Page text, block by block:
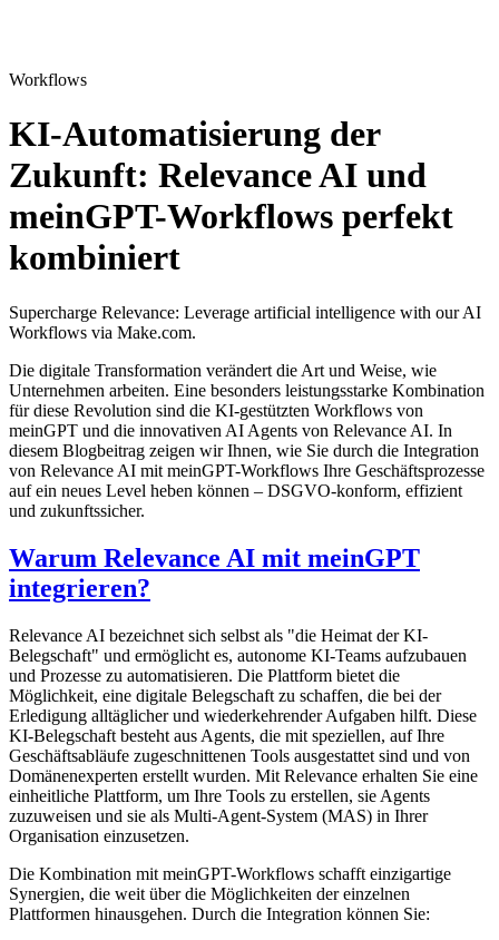
Workflows
KI-Automatisierung der
Zukunft: Relevance AI und
meinGPT-Workflows perfekt
kombiniert
Supercharge Relevance: Leverage artificial intelligence with our AI
Workflows via Make.com.
Die digitale Transformation verändert die Art und Weise, wie
Unternehmen arbeiten. Eine besonders leistungsstarke Kombination
für diese Revolution sind die KI-gestützten Workflows von
meinGPT und die innovativen AI Agents von Relevance AI. In
diesem Blogbeitrag zeigen wir Ihnen, wie Sie durch die Integration
von Relevance AI mit meinGPT-Workflows Ihre Geschäftsprozesse
auf ein neues Level heben können – DSGVO-konform, effizient
und zukunftssicher.
Warum Relevance AI mit meinGPT
integrieren?
Relevance AI bezeichnet sich selbst als "die Heimat der KI-
Belegschaft" und ermöglicht es, autonome KI-Teams aufzubauen
und Prozesse zu automatisieren. Die Plattform bietet die
Möglichkeit, eine digitale Belegschaft zu schaffen, die bei der
Erledigung alltäglicher und wiederkehrender Aufgaben hilft. Diese
KI-Belegschaft besteht aus Agents, die mit speziellen, auf Ihre
Geschäftsabläufe zugeschnittenen Tools ausgestattet sind und von
Domänenexperten erstellt wurden. Mit Relevance erhalten Sie eine
einheitliche Plattform, um Ihre Tools zu erstellen, sie Agents
zuzuweisen und sie als Multi-Agent-System (MAS) in Ihrer
Organisation einzusetzen.
Die Kombination mit meinGPT-Workflows schafft einzigartige
Synergien, die weit über die Möglichkeiten der einzelnen
Plattformen hinausgehen. Durch die Integration können Sie: